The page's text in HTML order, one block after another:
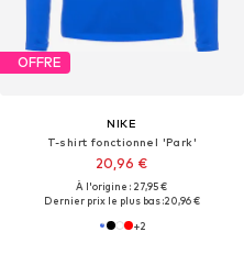
OFFRE
NIKE
T-shirt fonctionnel 'Park'
20,96 €
À l'origine : 27,95 €
Dernier prix le plus bas :20,96 €
+2